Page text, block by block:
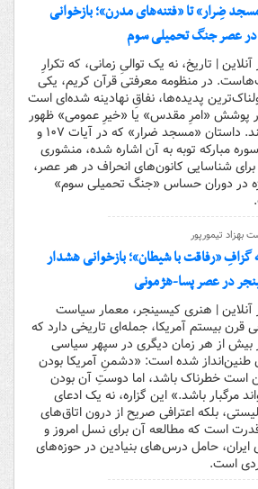
ضِرار» تا «فتنه‌های مدرن»؛ بازخوانی
در عصر جنگ تحمیلی سوم
آنلاین | تاریخ، نه یک توالیِ زمانی، که تکرارِ
در منظومه معرفتی قرآن کریم، یکی
پدیده‌ها، نفاقِ نهادینه شده‌ای است
پوشش «امرِ مقدس» یا «خیرِ عمومی» ظهور
می‌کند. داستان «مسجد ضرار» که در آیات ۱۰۷ و
۱۰۸ سوره مبارکه توبه به آن اشاره شده، منشوری
برای شناسایی کانون‌های انحراف در هر عصر،
در دوران حساس «جنگ تحمیلی سوم»
بهزاد تیمورپور
گزافِ «رفاقت با شیطان»؛ بازخوانی هشدار
در عصر پسا-هژمونی
آنلاین | هنری کیسینجر، معمار سیاست
قرن بیستم آمریکا، جمله‌ای تاریخی دارد که
بیش از هر زمان دیگری در سپهر سیاسی
طنین‌انداز شده است: «دشمنِ آمریکا بودن
است خطرناک باشد، اما دوستِ آن بودن
مرگبار باشد.» این گزاره، نه یک ادعای
بلکه اعترافی صریح از درون اتاق‌های
است که مطالعه آن برای نسل امروز و
ایران، حامل درس‌های بنیادین در حوزه‌های
است.